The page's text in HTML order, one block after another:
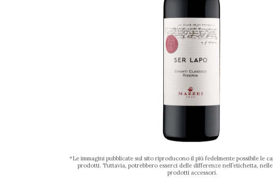
*Le immagini pubblicate sul sito riproducono il più fedelmente possibile le
prodotti. Tuttavia, potrebbero esserci delle differenze nell’etichetta,
prodotti accessori.